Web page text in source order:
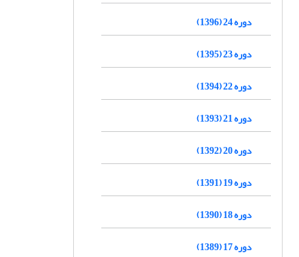
دوره 24 (1396)
دوره 23 (1395)
دوره 22 (1394)
دوره 21 (1393)
دوره 20 (1392)
دوره 19 (1391)
دوره 18 (1390)
دوره 17 (1389)